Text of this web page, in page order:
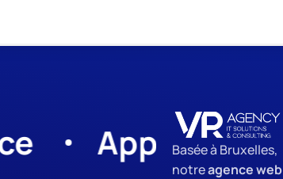
App Development
Basée à Bruxelles,
notreagence web